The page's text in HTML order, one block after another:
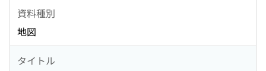
資料種別
地図
タイトル